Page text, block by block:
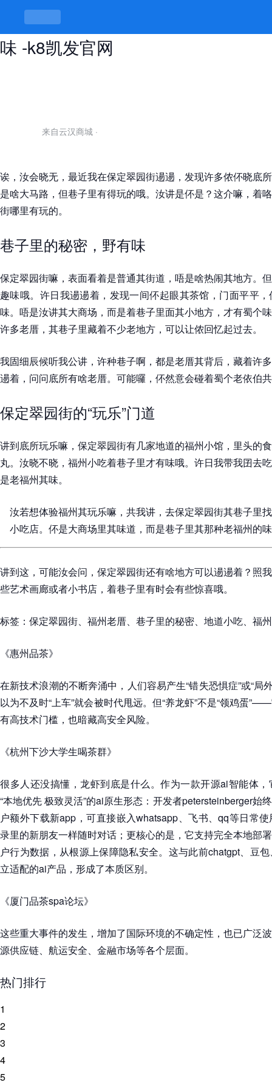
保定翠园街哪里有玩的，巷子里有趣
味 -k8凯发官网
来自云汉商城 ·
诶，汝会晓无，最近我在保定翠园街逿逿，发现许多侬伓晓底
是啥大马路，但巷子里有得玩的哦。汝讲是伓是？这介嘛，着
街哪里有玩的。
巷子里的秘密，野有味
保定翠园街嘛，表面看着是普通其街道，唔是啥热闹其地方。
趣味哦。许日我逿逿着，发现一间伓起眼其茶馆，门面平平
味。唔是汝讲其大商场，而是着巷子里面其小地方，才有蜀个
许多老厝，其巷子里藏着不少老地方，可以让侬回忆起过去。
我固细辰候听我公讲，许种巷子啊，都是老厝其背后，藏着许
逿着，问问底所有啥老厝。可能囉，伓然意会碰着蜀个老依伯
保定翠园街的“玩乐”门道
讲到底所玩乐嘛，保定翠园街有几家地道的福州小馆，里头的
丸。汝晓不晓，福州小吃着巷子里才有味哦。许日我带我囝去
是老福州其味。
汝若想体验福州其玩乐嘛，共我讲，去保定翠园街其巷子里
小吃店。伓是大商场里其味道，而是巷子里其那种老福州的
讲到这，可能汝会问，保定翠园街还有啥地方可以逿逿着？照
些艺术画廊或者小书店，着巷子里有时会有些惊喜哦。
标签：保定翠园街、福州老厝、巷子里的秘密、地道小吃、福
《惠州品茶》
在新技术浪潮的不断奔涌中，人们容易产生“错失恐惧症”或“局
以为不及时“上车”就会被时代甩远。但“养龙虾”不是“领鸡蛋
有高技术门槛，也暗藏高安全风险。
《杭州下沙大学生喝茶群》
很多人还没搞懂，龙虾到底是什么。作为一款开源ai智能体
“本地优先 极致灵活”的ai原生形态：开发者petersteinberger始
户额外下载新app，可直接嵌入whatsapp、飞书、qq等日常
录里的新朋友一样随时对话；更核心的是，它支持完全本地部
户行为数据，从根源上保障隐私安全。这与此前chatgpt、豆
立适配的ai产品，形成了本质区别。
《厦门品茶spa论坛》
这些重大事件的发生，增加了国际环境的不确定性，也已广泛
源供应链、航运安全、金融市场等各个层面。
热门排行
1
2
3
4
5